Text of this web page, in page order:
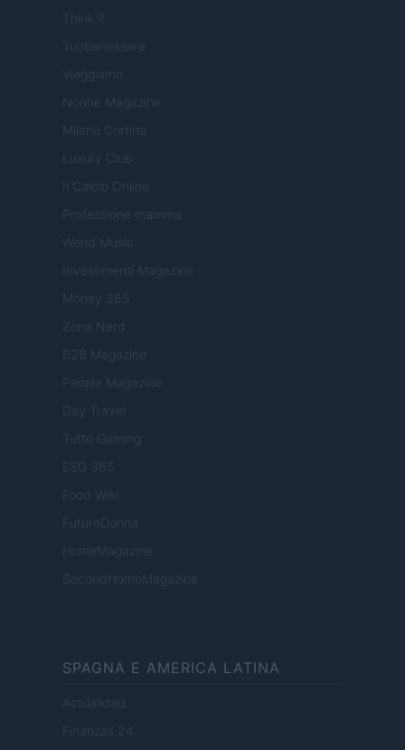
Think.it
Tuobenessere
Viaggiamo
Nonne Magazine
Milano Cortina
Luxury Club
Il Calcio Online
Professione mamma
World Music
Investimenti Magazine
Money 365
Zona Nerd
B2B Magazine
People Magazine
Day Travel
Tutto Gaming
ESG 365
Food Wiki
FuturoDonna
HomeMagazine
SecondHomeMagazine
SPAGNA E AMERICA LATINA
Actualidad
Finanzas 24